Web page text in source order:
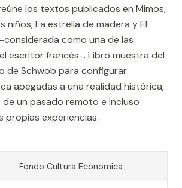
los textos publicados en Mimos,
niños, La estrella de madera y El
considerada como una de las
escritor francés-. Libro muestra del
de Schwob para configurar
apegadas a una realidad histórica,
un pasado remoto e incluso
propias experiencias.
Fondo Cultura Economica